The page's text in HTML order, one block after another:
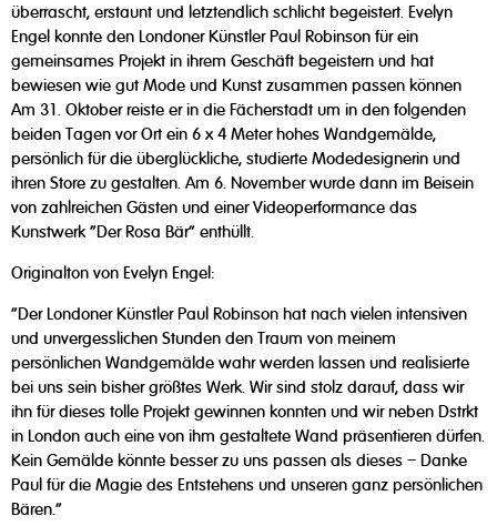
überrascht, erstaunt und letztendlich schlicht begeistert. Evelyn
Engel konnte den Londoner Künstler Paul Robinson für ein
gemeinsames Projekt in ihrem Geschäft begeistern und hat
bewiesen wie gut Mode und Kunst zusammen passen können
Am 31. Oktober reiste er in die Fächerstadt um in den folgenden
beiden Tagen vor Ort ein 6 x 4 Meter hohes Wandgemälde,
persönlich für die überglückliche, studierte Modedesignerin und
ihren Store zu gestalten. Am 6. November wurde dann im Beisein
von zahlreichen Gästen und einer Videoperformance das
Kunstwerk "Der Rosa Bär" enthüllt.
Originalton von Evelyn Engel:
"Der Londoner Künstler Paul Robinson hat nach vielen intensiven
und unvergesslichen Stunden den Traum von meinem
persönlichen Wandgemälde wahr werden lassen und realisierte
bei uns sein bisher größtes Werk. Wir sind stolz darauf, dass wir
ihn für dieses tolle Projekt gewinnen konnten und wir neben Dstrkt
in London auch eine von ihm gestaltete Wand präsentieren dürfen.
Kein Gemälde könnte besser zu uns passen als dieses – Danke
Paul für die Magie des Entstehens und unseren ganz persönlichen
Bären."